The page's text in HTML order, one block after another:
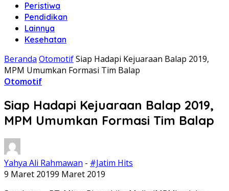
Peristiwa
Pendidikan
Lainnya
Kesehatan
Beranda OtomotifSiap Hadapi Kejuaraan Balap 2019,
MPM Umumkan Formasi Tim Balap
Otomotif
Siap Hadapi Kejuaraan Balap 2019,
MPM Umumkan Formasi Tim Balap
Yahya Ali Rahmawan - #Jatim Hits
9 Maret 20199 Maret 2019